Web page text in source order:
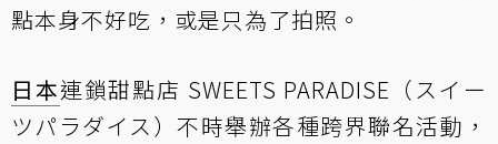
點本身不好吃，或是只為了拍照。
日本連鎖甜點店 SWEETS PARADISE（スイー
ツパラダイス）不時舉辦各種跨界聯名活動，